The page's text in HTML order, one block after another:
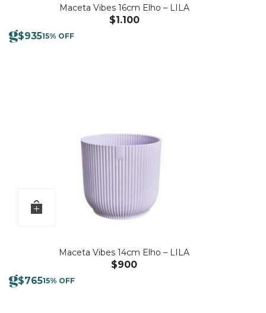
Maceta Vibes 16cm Elho – LILA
$1.100
$93515% OFF
Maceta Vibes 14cm Elho – LILA
$900
$76515% OFF